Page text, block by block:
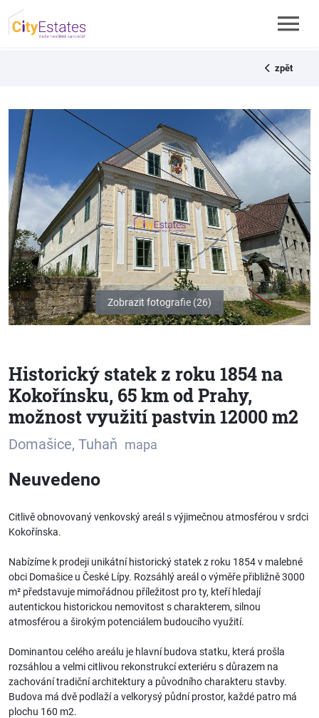
zpět
Zobrazit fotografie (26)
Historický statek z roku 1854 na
Kokořínsku, 65 km od Prahy,
možnost využití pastvin 12000 m2
Domašice, Tuhaň mapa
Neuvedeno
Citlivě obnovovaný venkovský areál s výjimečnou atmosférou v srdci
Kokořínska.
Nabízíme k prodeji unikátní historický statek z roku 1854 v malebné
obci Domašice u České Lípy. Rozsáhlý areál o výměře přibližně 3000
m² představuje mimořádnou příležitost pro ty, kteří hledají
autentickou historickou nemovitost s charakterem, silnou
atmosférou a širokým potenciálem budoucího využití.
Dominantou celého areálu je hlavní budova statku, která prošla
rozsáhlou a velmi citlivou rekonstrukcí exteriéru s důrazem na
zachování tradiční architektury a původního charakteru stavby.
Budova má dvě podlaží a velkorysý půdní prostor, každé patro má
plochu 160 m2.